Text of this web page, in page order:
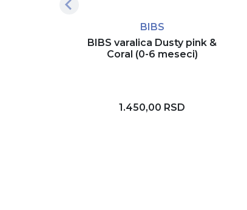
BIBS
BIBS varalica Dusty pink &
Coral (0-6 meseci)
1.450,00 RSD